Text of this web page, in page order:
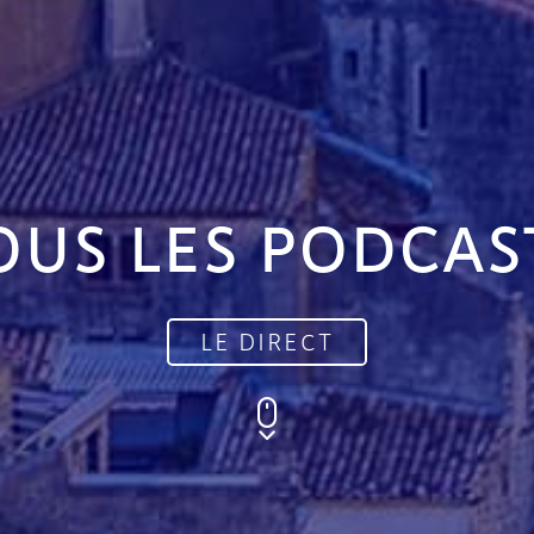
LES
LE DIRECT